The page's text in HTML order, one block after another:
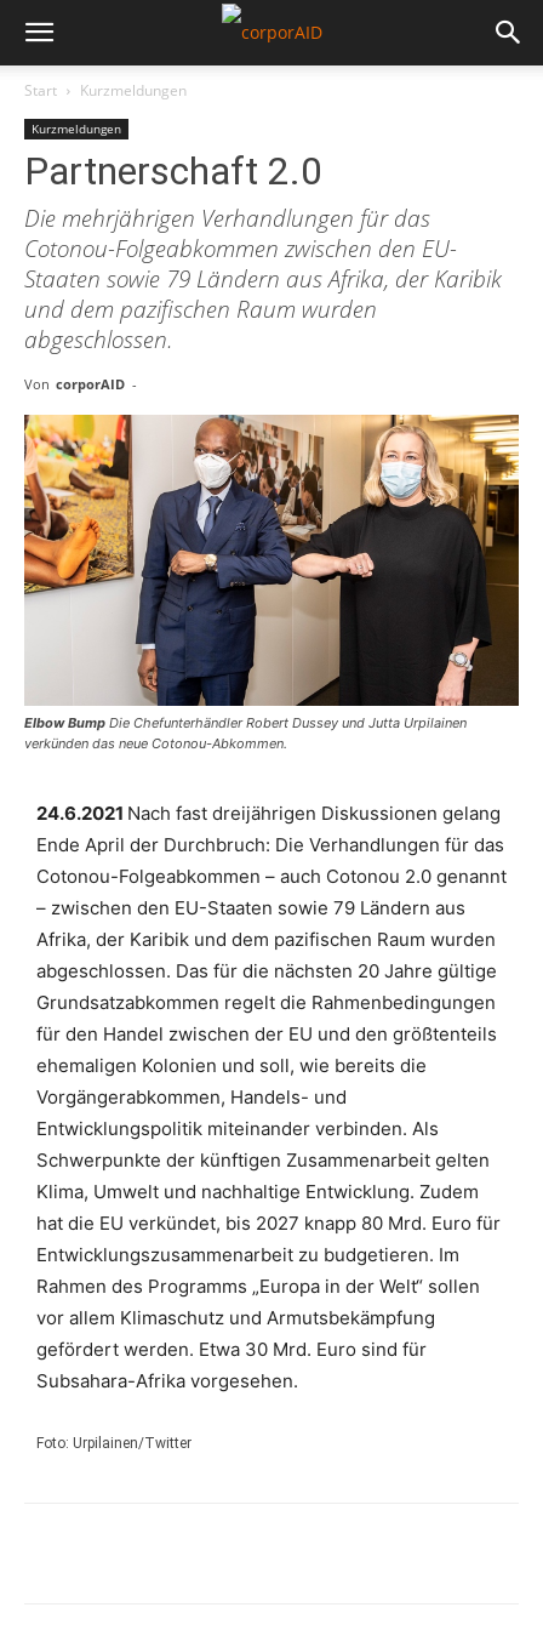
Start Kurzmeldungen
Kurzmeldungen
Partnerschaft 2.0
Die mehrjährigen Verhandlungen für das
Cotonou-Folgeabkommen zwischen den EU-
Staaten sowie 79 Ländern aus Afrika, der Karibik
und dem pazifischen Raum wurden
abgeschlossen.
Von corporAID -
Elbow Bump Die Chefunterhändler Robert Dussey und Jutta Urpilainen
verkünden das neue Cotonou-Abkommen.
24.6.2021 Nach fast dreijährigen Diskussionen gelang
Ende April der Durchbruch: Die Verhandlungen für das
Cotonou-Folgeabkommen – auch Cotonou 2.0 genannt
– zwischen den EU-Staaten sowie 79 Ländern aus
Afrika, der Karibik und dem pazifischen Raum wurden
abgeschlossen. Das für die nächsten 20 Jahre gültige
Grundsatzabkommen regelt die Rahmenbedingungen
für den Handel zwischen der EU und den größtenteils
ehemaligen Kolonien und soll, wie bereits die
Vorgängerabkommen, Handels- und
Entwicklungspolitik miteinander verbinden. Als
Schwerpunkte der künftigen Zusammenarbeit gelten
Klima, Umwelt und nachhaltige Entwicklung. Zudem
hat die EU verkündet, bis 2027 knapp 80 Mrd. Euro für
Entwicklungszusammenarbeit zu budgetieren. Im
Rahmen des Programms „Europa in der Welt“ sollen
vor allem Klimaschutz und Armutsbekämpfung
gefördert werden. Etwa 30 Mrd. Euro sind für
Subsahara-Afrika vorgesehen.
Foto: Urpilainen/Twitter